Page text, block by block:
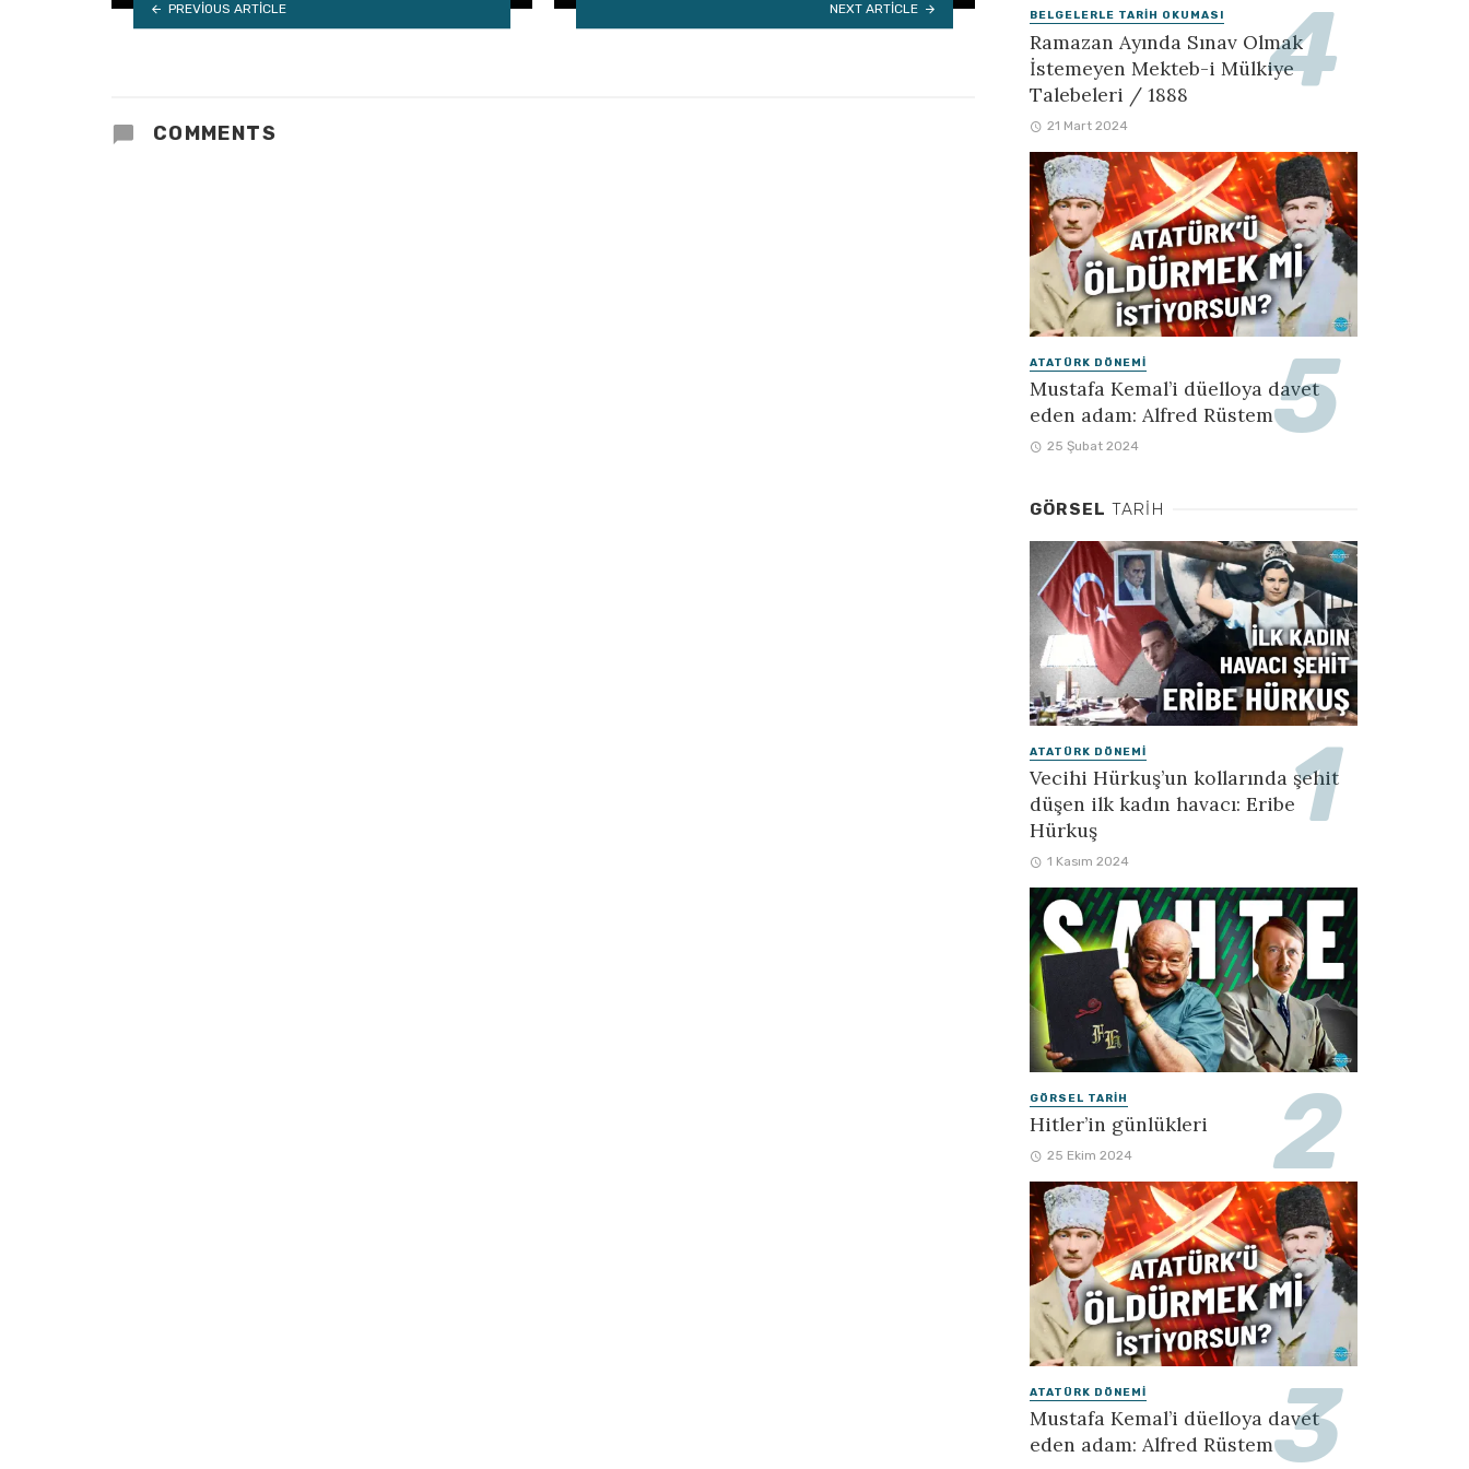
PREVIOUS ARTICLE NEXT ARTICLE
COMMENTS
BELGELERLE TARIH OKUMASI
Ramazan Ayında Sınav Olmak
İstemeyen Mekteb-i Mülkiye
Talebeleri / 1888
21 Mart 2024
ATATÜRK DÖNEMI
Mustafa Kemal’i düelloya davet
eden adam: Alfred Rüstem
25 Şubat 2024
GÖRSEL TARIH
ATATÜRK DÖNEMI
Vecihi Hürkuş’un kollarında şehit
düşen ilk kadın havacı: Eribe
Hürkuş
1 Kasım 2024
GÖRSEL TARIH
Hitler’in günlükleri
25 Ekim 2024
ATATÜRK DÖNEMI
Mustafa Kemal’i düelloya davet
eden adam: Alfred Rüstem